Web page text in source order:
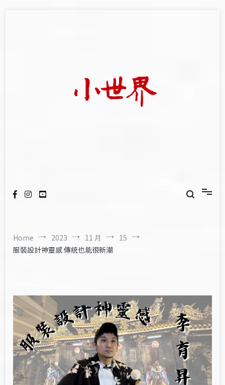
Home 2023 11 月
15
服裝設計神靈感 傳統也能很新潮